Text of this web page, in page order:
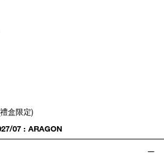
盒限定)
07 : ARAGON